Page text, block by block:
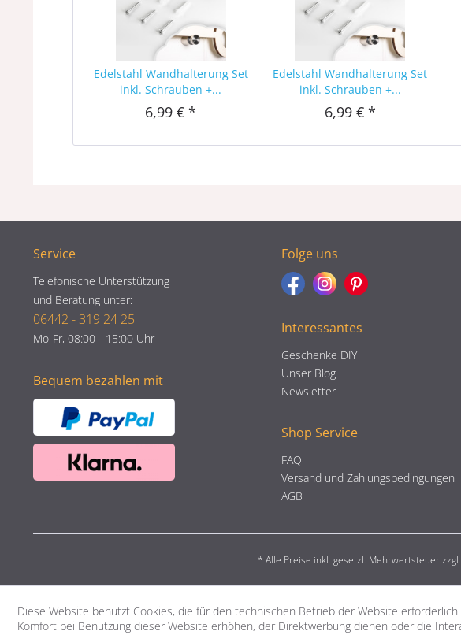
Edelstahl Wandhalterung Set
inkl. Schrauben +...
6,99 € *
Edelstahl Wandhalterung Set
inkl. Schrauben +...
6,99 € *
Service
Telefonische Unterstützung
und Beratung unter:
06442 - 319 24 25
Mo-Fr, 08:00 - 15:00 Uhr
Bequem bezahlen mit
Folge uns
Interessantes
Geschenke DIY
Unser Blog
Newsletter
Shop Service
FAQ
Versand und Zahlungsbedingungen
AGB
* Alle Preise inkl. gesetzl. Mehrwertsteuer zzgl.
Diese Website benutzt Cookies, die für den technischen Betrieb der Website
Komfort bei Benutzung dieser Website erhöhen, der Direktwerbung dienen oder die